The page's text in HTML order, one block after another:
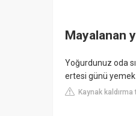
Mayalanan
Yoğurdunuz oda
ertesi günü yemek
Kaynak kaldırma